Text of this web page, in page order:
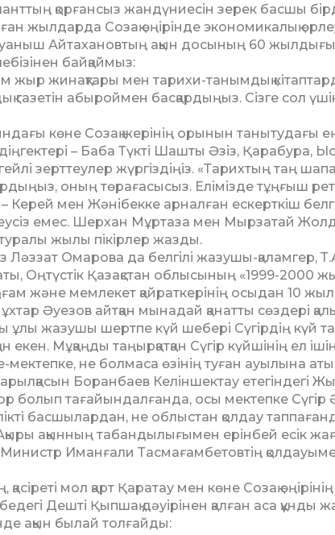
қорғансыз жандүниесін зерек басшы
жылдарда Созақ өңірінде экономикалық
Айтахановтың ақын досының 60
байқаймыз:
жыр жинақ­тары мен тарихи-танымдық
газетін абыроймен басқардыңыз. Сізге сол
көне Созақ жерінің орынын танытудағы
– Баба Түкті Шашты Әзіз, Қарабура,
зерттеулер жүргіздіңіз. «Тар­их­тың таң
оның төрағасысыз. Елімізде тұңғыш рет
Керей мен Жәнібекке арналған ескерткіш
емес. Шерхан Мұртаза мен Мырзатай
туралы жылы пікірлер жазды.
Ләззат Омарова да белгілі жазушы-қаламгер,
Оң­түстік Қазақстан облысының «1999-2000
және мемлекет қайраткерінің осыдан 10
Әуезов айтқан мынадай қанатты сөздері
ұлы жазушы шертпе күй шебері Сүгірдің күй
екен. Мұқаңды таңырқатқан Сүгір күйшінің ел
мектепке, не болмаса өзінің туған ауылына
Боранбаев Келіншектау
болып тағайындалғанда, осы мек­теп­ке Сүгір
басшылардан, не облыстан қолдау
ақын­ның табандылығымен ерінбей есік
Иман­­ғали Тасмағамбетовтің
мол қарт Қаратау мен көне Созақ
Дешті Қыпшақ дәуірінен қалған аса
ақын былай толғайды: